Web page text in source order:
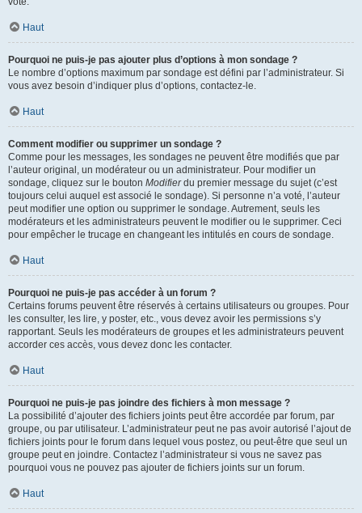
Haut
Pourquoi ne puis-je pas ajouter plus d’options à mon sondage ?
Le nombre d’options maximum par sondage est défini par l’administrateur. Si
vous avez besoin d’indiquer plus d’options, contactez-le.
Haut
Comment modifier ou supprimer un sondage ?
Comme pour les messages, les sondages ne peuvent être modifiés que par
l’auteur original, un modérateur ou un administrateur. Pour modifier un
sondage, cliquez sur le bouton Modifierdu premier message du sujet (c’est
toujours celui auquel est associé le sondage). Si personne n’a voté, l’auteur
peut modifier une option ou supprimer le sondage. Autrement, seuls les
modérateurs et les administrateurs peuvent le modifier ou le supprimer. Ceci
pour empêcher le trucage en changeant les intitulés en cours de sondage.
Haut
Pourquoi ne puis-je pas accéder à un forum ?
Certains forums peuvent être réservés à certains utilisateurs ou groupes. Pour
les consulter, les lire, y poster, etc., vous devez avoir les permissions s’y
rapportant. Seuls les modérateurs de groupes et les administrateurs peuvent
accorder ces accès, vous devez donc les contacter.
Haut
Pourquoi ne puis-je pas joindre des fichiers à mon message ?
La possibilité d’ajouter des fichiers joints peut être accordée par forum, par
groupe, ou par utilisateur. L’administrateur peut ne pas avoir autorisé l’ajout de
fichiers joints pour le forum dans lequel vous postez, ou peut-être que seul un
groupe peut en joindre. Contactez l’administrateur si vous ne savez pas
pourquoi vous ne pouvez pas ajouter de fichiers joints sur un forum.
Haut